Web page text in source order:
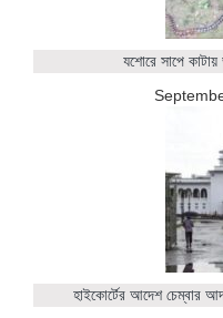
যশোরে সাপে
হাইকোর্টের আদেশ চেম্বার